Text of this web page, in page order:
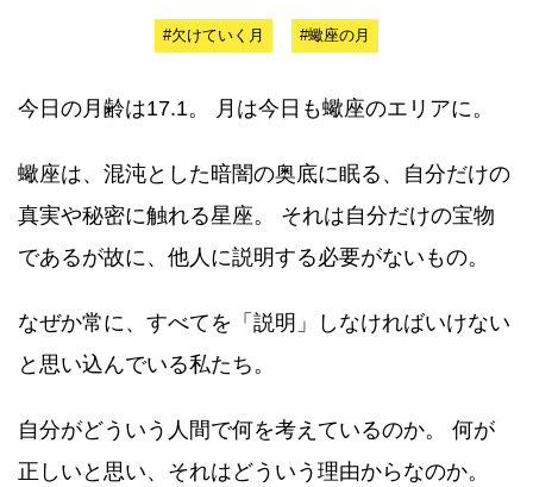
#欠けていく月 #蠍座の月
今日の月齢は17.1。 月は今日も蠍座のエリアに。
蠍座は、混沌とした暗闇の奥底に眠る、自分だけの
真実や秘密に触れる星座。 それは自分だけの宝物
であるが故に、他人に説明する必要がないもの。
なぜか常に、すべてを「説明」しなければいけない
と思い込んでいる私たち。
自分がどういう人間で何を考えているのか。 何が
正しいと思い、それはどういう理由からなのか。